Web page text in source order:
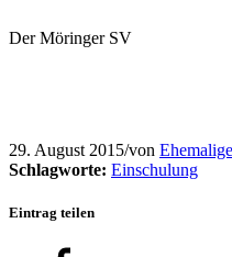
Der Möringer SV
29. August 2015/von
Schlagworte: Einschulung
Eintrag teilen